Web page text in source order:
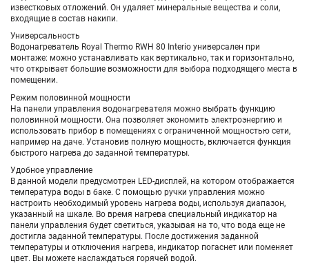
известковых отложений. Он удаляет минеральные вещества и соли,
входящие в состав накипи.
Универсальность
Водонагреватель Royal Thermo RWH 80 Interio универсален при
монтаже: можно устанавливать как вертикально, так и горизонтально,
что открывает большие возможности для выбора подходящего места в
помещении.
Режим половинной мощности
На панели управления водонагревателя можно выбрать функцию
половинной мощности. Она позволяет экономить электроэнергию и
использовать прибор в помещениях с ограниченной мощностью сети,
например на даче. Установив полную мощность, включается функция
быстрого нагрева до заданной температуры.
Удобное управление
В данной модели предусмотрен LED-дисплей, на котором отображается
температура воды в баке. С помощью ручки управления можно
настроить необходимый уровень нагрева воды, используя диапазон,
указанный на шкале. Во время нагрева специальный индикатор на
панели управления будет светиться, указывая на то, что вода еще не
достигла заданной температуры. После достижения заданной
температуры и отключения нагрева, индикатор погаснет или поменяет
цвет. Вы можете наслаждаться горячей водой.